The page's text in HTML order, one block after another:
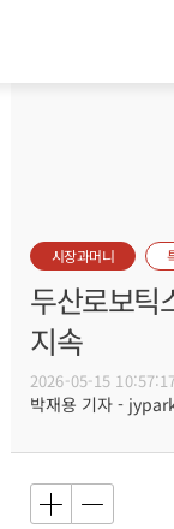
시장과머니
두산로보틱
지속
2026-05-15
박재용 기자 -